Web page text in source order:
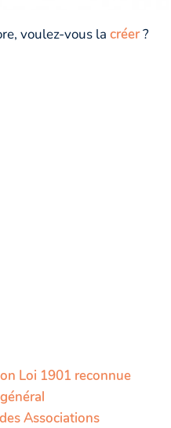
voulez-vous la créer?
Loi 1901 reconnue
Associations